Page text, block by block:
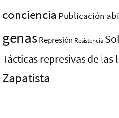
conciencia Publicación
genasRepresión Resistencia
Tácticas represivas de
Zapatista